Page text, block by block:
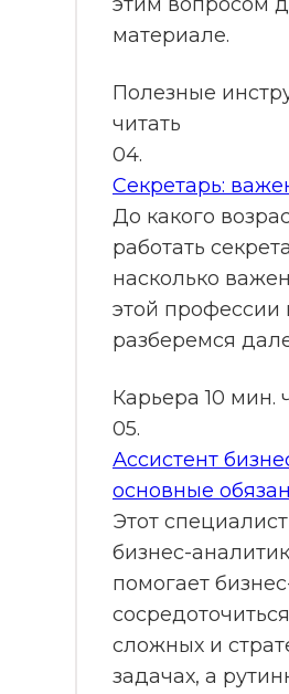
материале.
Полезные
читать
04.
Секретарь:
До какого
работать
насколько
этой профессии
разберемся
Карьера 10 мин.
05.
Ассистент
основные
Этот
бизнес-
помогает
сложных и
задачах, а